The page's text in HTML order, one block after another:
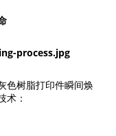
色树脂打印件瞬间焕
术：